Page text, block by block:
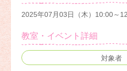
2025年07月03日（木）10:00～
教室・イベント詳細
対象者